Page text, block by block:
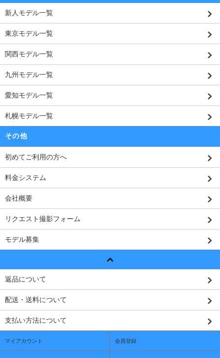
新人モデル一覧
東京モデル一覧
関西モデル一覧
九州モデル一覧
愛知モデル一覧
札幌モデル一覧
その他
初めてご利用の方へ
料金システム
会社概要
リクエスト撮影フォーム
モデル募集
返品について
配送・送料について
支払い方法について
マイアカウント 会員登録